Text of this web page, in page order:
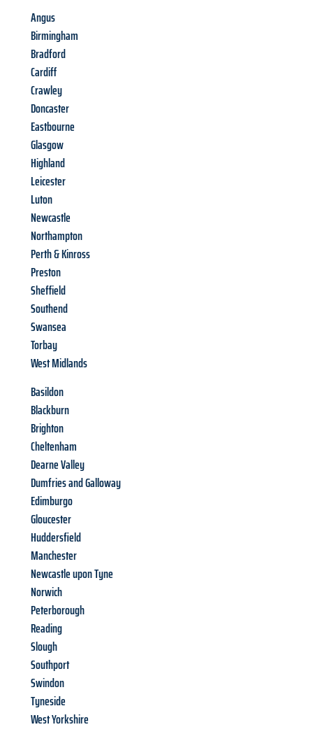
Angus
Birmingham
Bradford
Cardiff
Crawley
Doncaster
Eastbourne
Glasgow
Highland
Leicester
Luton
Newcastle
Northampton
Perth & Kinross
Preston
Sheffield
Southend
Swansea
Torbay
West Midlands
Basildon
Blackburn
Brighton
Cheltenham
Dearne Valley
Dumfries and Galloway
Edimburgo
Gloucester
Huddersfield
Manchester
Newcastle upon Tyne
Norwich
Peterborough
Reading
Slough
Southport
Swindon
Tyneside
West Yorkshire